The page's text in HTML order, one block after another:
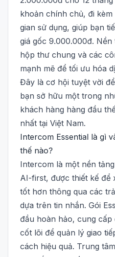
khoản chính chủ, đi
gian sử dụng, giúp bạn
giá gốc 9.000.000đ.
hộp thư chung và các
mạnh mẽ để tối ưu hóa
Đây là cơ hội tuyệt vời
bạn sở hữu một trong
khách hàng hàng đầu
nhất tại Việt Nam.
Intercom Essential là gì
thế nào?
Intercom là một nền
AI-first, được thiết kế để
tốt hơn thông qua các
dựa trên tin nhắn. Gói
đầu hoàn hảo, cung
cốt lõi để quản lý giao
cách hiệu quả. Trung